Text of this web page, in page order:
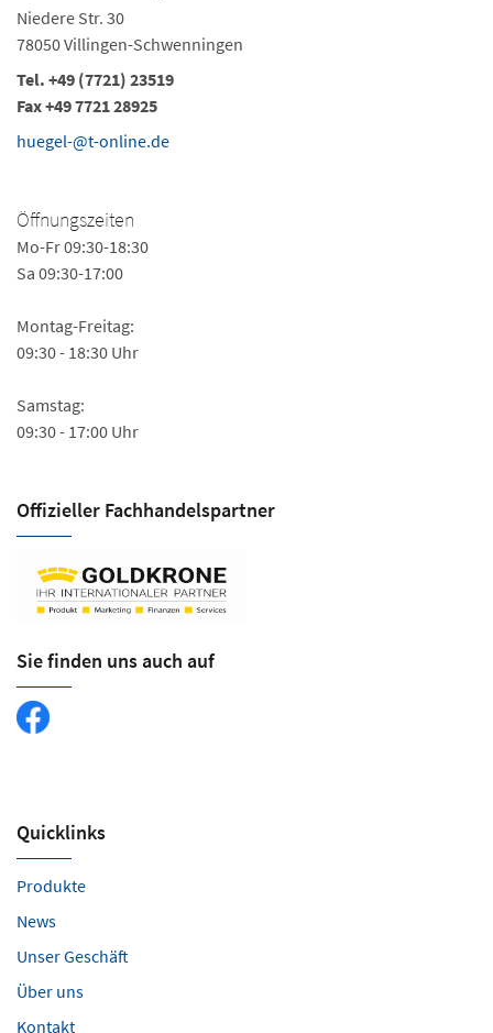
Niedere Str. 30
78050 Villingen-Schwenningen
Tel. +49 (7721) 23519
Fax +49 7721 28925
huegel-@t-online.de
Öffnungszeiten
Mo-Fr 09:30-18:30
Sa 09:30-17:00
Montag-Freitag:
09:30 - 18:30 Uhr
Samstag:
09:30 - 17:00 Uhr
Offizieller Fachhandels­partner
Sie finden uns auch auf
Quicklinks
Produkte
News
Unser Geschäft
Über uns
Kontakt